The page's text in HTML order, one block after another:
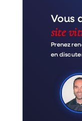
Vous
site
Prenez
en